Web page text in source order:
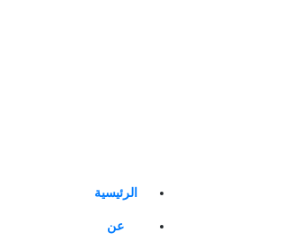
الرئيسية
عن